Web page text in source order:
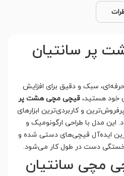
پر سانتیان
سبک و دقیق برای افزایش
خود هستید، قیچی مچی هشت پر
و کاربردی‌ترین ابزارهای
مدل با طراحی ارگونومیک و
ایده‌آل قیچی‌های دستی شده و
دست در طول کار می‌شود.
مچی سانتیان